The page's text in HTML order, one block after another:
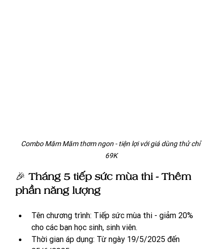
Combo Măm Măm thơm ngon - tiện lợi với giá dùng thử chỉ
69K
🎉 Tháng 5 tiếp sức mùa thi - Thêm
phần năng lượng
Tên chương trình: Tiếp sức mùa thi - giảm 20%
cho các bạn học sinh, sinh viên.
Thời gian áp dụng: Từ ngày 19/5/2025 đến